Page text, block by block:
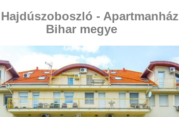
-
Bihar megye